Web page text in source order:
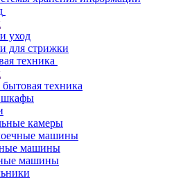
уход
для стрижки
техника
техника
камеры
машины
машины
машины